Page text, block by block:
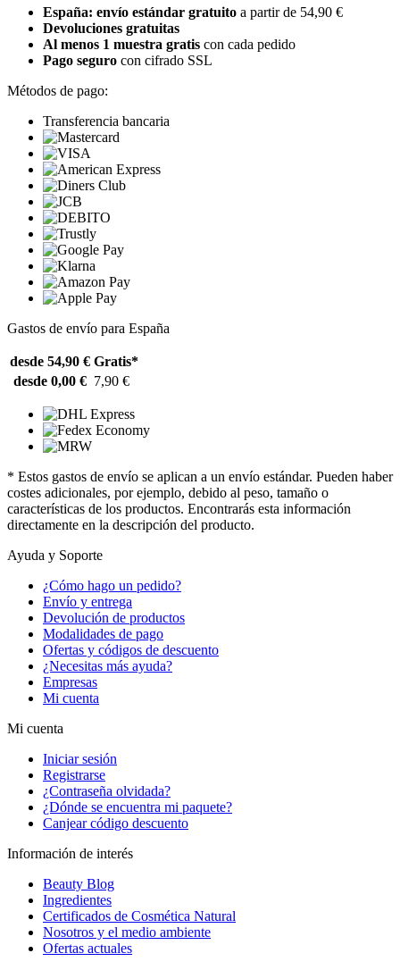
España: envío estándar gratuito a partir de 54,90 €
Devoluciones gratuitas
Al menos 1 muestra gratis con cada pedido
Pago seguro con cifrado SSL
Métodos de pago:
Transferencia bancaria
Gastos de envío para España
desde 54,90 € Gratis*
desde 0,00 € 7,90 €
* Estos gastos de envío se aplican a un envío estándar. Pueden haber
costes adicionales, por ejemplo, debido al peso, tamaño o
características de los productos. Encontrarás esta información
directamente en la descripción del producto.
Ayuda y Soporte
¿Cómo hago un pedido?
Envío y entrega
Devolución de productos
Modalidades de pago
Ofertas y códigos de descuento
¿Necesitas más ayuda?
Empresas
Mi cuenta
Mi cuenta
Iniciar sesión
Registrarse
¿Contraseña olvidada?
¿Dónde se encuentra mi paquete?
Canjear código descuento
Información de interés
Beauty Blog
Ingredientes
Certificados de Cosmética Natural
Nosotros y el medio ambiente
Ofertas actuales